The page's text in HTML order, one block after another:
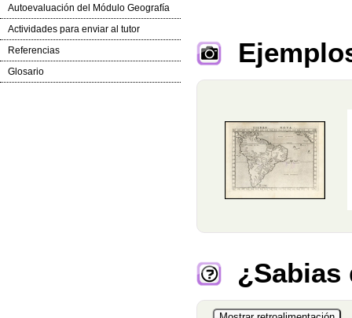
Autoevaluación del Módulo Geografía
Actividades para enviar al tutor
Referencias
Glosario
¿Sabias